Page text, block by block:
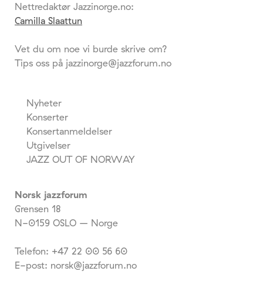
Nettredaktør Jazzinorge.no:
Camilla Slaattun
Vet du om noe vi burde skrive om?
Tips oss på jazzinorge@jazzforum.no
Nyheter
Konserter
Konsertanmeldelser
Utgivelser
JAZZ OUT OF NORWAY
Norsk jazzforum
Grensen 18
N-0159 OSLO – Norge
Telefon: +47 22 00 56 60
E-post: norsk@jazzforum.no